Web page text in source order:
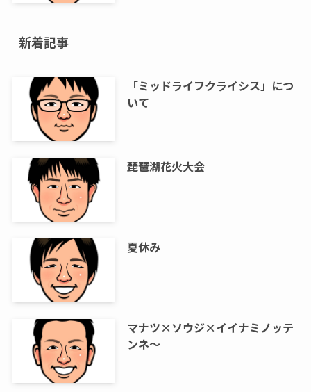
新着記事
「ミッドライフクライシス」につ
いて
琵琶湖花火大会
夏休み
マナツ×ソウジ×イイナミノッテ
ンネ～